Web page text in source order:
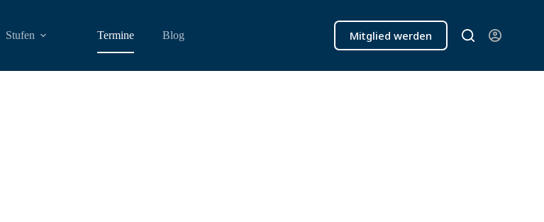
Stufen Termine Blog Mitglied werden